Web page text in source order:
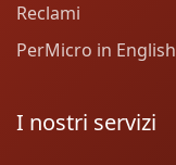
Reclami
PerMicro in English
I nostri servizi